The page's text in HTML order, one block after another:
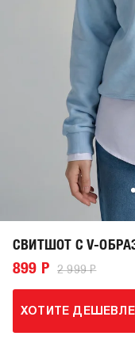
СВИТШОТ С V-
899 Р 2 999 Р
ХОТИТЕ